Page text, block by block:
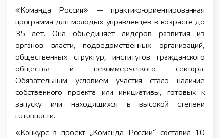
«Команда России» — практико-ориентированная
программа для молодых управленцев в возрасте до
35 лет. Она объединяет лидеров развития из
органов власти, подведомственных организаций,
общественных структур, институтов гражданского
общества и некоммерческого сектора.
Обязательным условием участия стало наличие
собственного проекта или инициативы, готовых к
запуску или находящихся в высокой степени
готовности.
«Конкурс в проект „Команда России“ составил 10